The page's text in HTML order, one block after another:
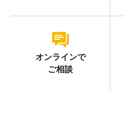
オンラインで
ご相談